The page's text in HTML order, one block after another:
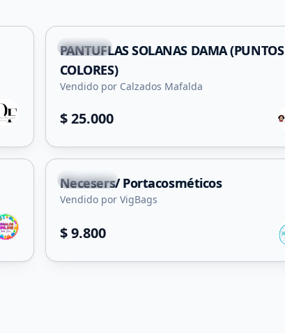
Capital
PANTUFLAS SOLANAS DAMA (PUNTOS
COLORES)
Vendido por Calzados Mafalda
$ 25.000
La Toma
Necesers/ Portacosméticos
Vendido por VigBags
$ 9.800